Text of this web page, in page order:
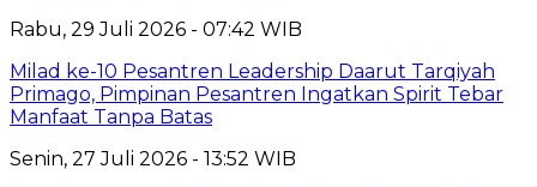
Rabu, 29 Juli 2026 - 07:42 WIB
Milad ke-10 Pesantren Leadership Daarut Tarqiyah
Primago, Pimpinan Pesantren Ingatkan Spirit Tebar
Manfaat Tanpa Batas
Senin, 27 Juli 2026 - 13:52 WIB